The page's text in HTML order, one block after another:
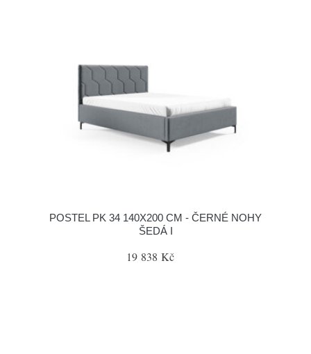
POSTEL PK 34 140X200 CM - ČERNÉ NOHY
ŠEDÁ I
19 838 Kč